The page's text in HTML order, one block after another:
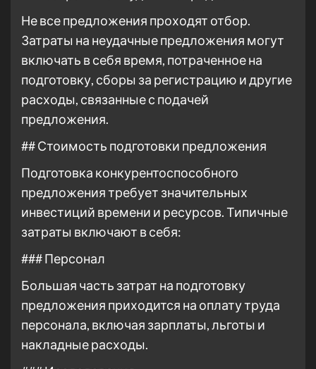
Не все предложения проходят отбор.
Затраты на неудачные предложения могут
включать в себя время, потраченное на
подготовку, сборы за регистрацию и другие
расходы, связанные с подачей
предложения.
## Стоимость подготовки предложения
Подготовка конкурентоспособного
предложения требует значительных
инвестиций времени и ресурсов. Типичные
затраты включают в себя:
### Персонал
Большая часть затрат на подготовку
предложения приходится на оплату труда
персонала, включая зарплаты, льготы и
накладные расходы.